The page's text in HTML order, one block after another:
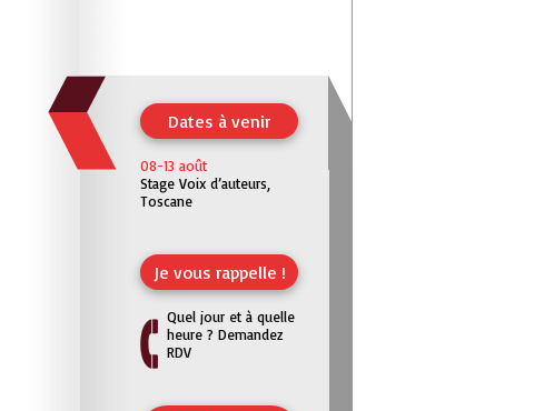
Dates à venir
08-13 août
Stage Voix d’auteurs,
Toscane
Je vous rappelle !
Quel jour et à quelle
heure ? Demandez
RDV